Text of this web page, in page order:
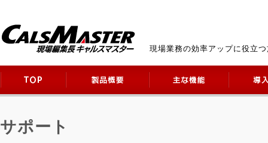
現場業務の効率アップに役立
サポート